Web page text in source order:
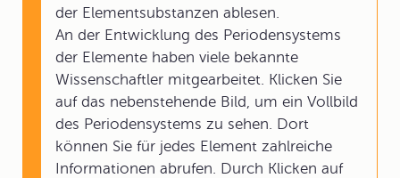
der Elementsubstanzen ablesen.
An der Entwicklung des Periodensystems
der Elemente haben viele bekannte
Wissenschaftler mitgearbeitet. Klicken Sie
auf das nebenstehende Bild, um ein Vollbild
des Periodensystems zu sehen. Dort
können Sie für jedes Element zahlreiche
Informationen abrufen. Durch Klicken auf